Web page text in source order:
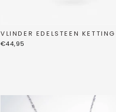
VLINDER EDELSTEEN KETTING
€44,95